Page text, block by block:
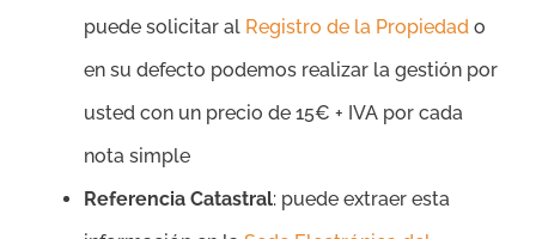
puede solicitar al Registro de la Propiedad o
en su defecto podemos realizar la gestión por
usted con un precio de 15€ + IVA por cada
nota simple
Referencia Catastral: puede extraer esta